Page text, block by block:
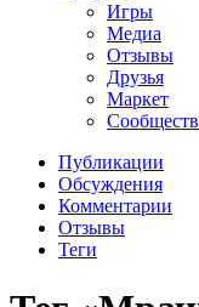
Игры
Медиа
Отзывы
Друзья
Маркет
Публикации
Обсуждения
Комментарии
Отзывы
Теги